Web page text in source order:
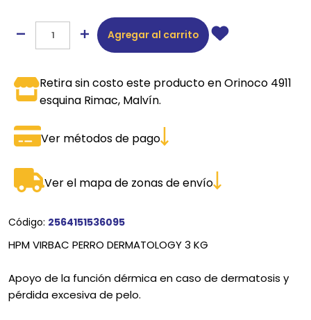
Agregar al carrito
Retira sin costo este producto en Orinoco 4911
esquina Rimac, Malvín.
Ver métodos de pago
Ver el mapa de zonas de envío
Código: 2564151536095
HPM VIRBAC PERRO DERMATOLOGY 3 KG
Apoyo de la función dérmica en caso de dermatosis y
pérdida excesiva de pelo.